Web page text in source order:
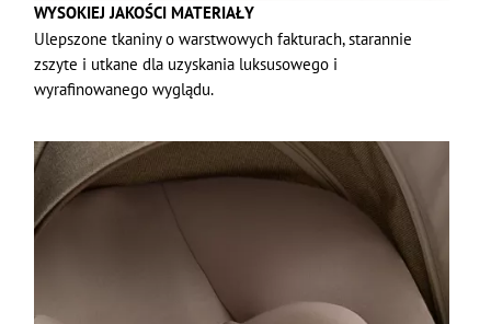
WYSOKIEJ JAKOŚCI MATERIAŁY
Ulepszone tkaniny o warstwowych fakturach, starannie
zszyte i utkane dla uzyskania luksusowego i
wyrafinowanego wyglądu.